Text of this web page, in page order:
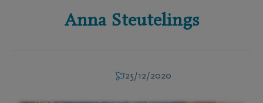
Anna Steutelings
25/12/2020